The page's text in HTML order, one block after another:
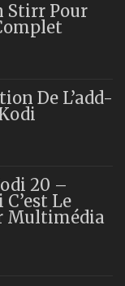
Stirr Pour
De L’add-
20 –
Le
Multimédia